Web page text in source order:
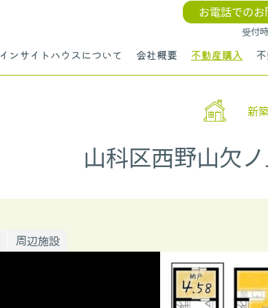
インサイトハウスについて 会社概要 不動産購入
お電話でのお
受付
新
山科区西野山欠
周辺施設